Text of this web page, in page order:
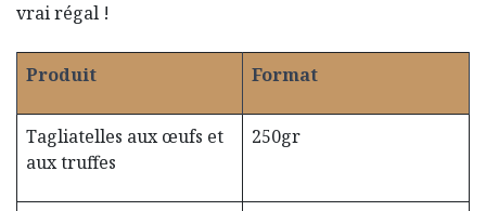
vrai régal !
Produit Format
Tagliatelles aux œufs et
aux truffes
250gr